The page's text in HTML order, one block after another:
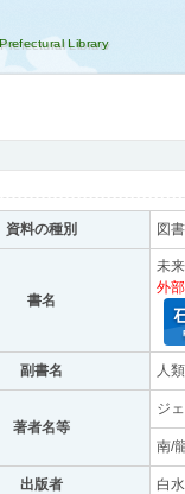
資料の種別 図書
書名
未
外
副書名 人
著者名等
ジ
南/
出版者 白